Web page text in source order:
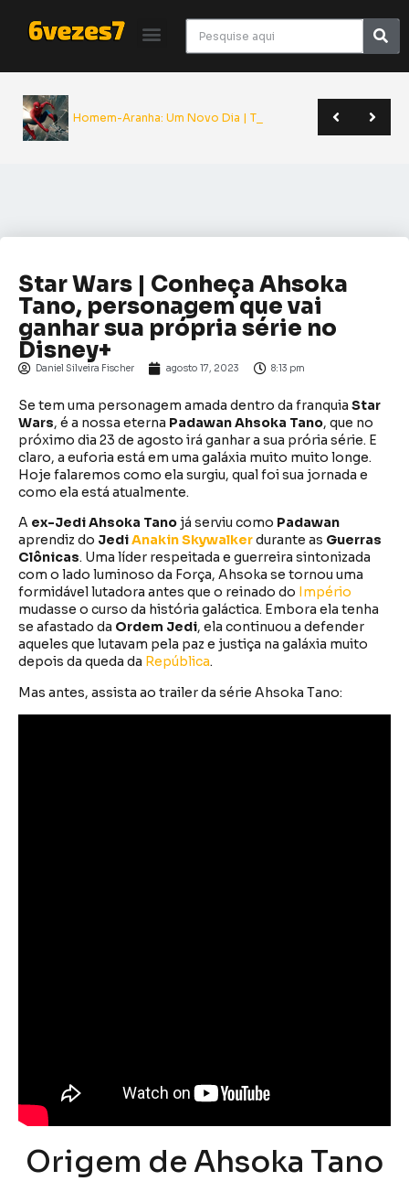
Star Wars | Conheça Ahsoka
Tano, personagem que vai
ganhar sua própria série no
Disney+
Daniel Silveira Fischer agosto 17, 2023 8:13 pm
Se tem uma personagem amada dentro da franquia Star
Wars, é a nossa eterna PadawanAhsoka Tano, que no
próximo dia 23 de agosto irá ganhar a sua prória série. E
claro, a euforia está em uma galáxia muito muito longe.
Hoje falaremos como ela surgiu, qual foi sua jornada e
como ela está atualmente.
A ex-Jedi Ahsoka Tano já serviu como Padawan
aprendiz do JediAnakinSkywalkerdurante as Guerras
Clônicas. Uma líder respeitada e guerreira sintonizada
com o lado luminoso da Força, Ahsoka se tornou uma
formidável lutadora antes que o reinado do Império
mudasse o curso da história galáctica. Embora ela tenha
se afastado da Ordem Jedi, ela continuou a defender
aqueles que lutavam pela paz e justiça na galáxia muito
depois da queda da República.
Mas antes, assista ao trailer da série Ahsoka Tano:
Origem de Ahsoka Tano